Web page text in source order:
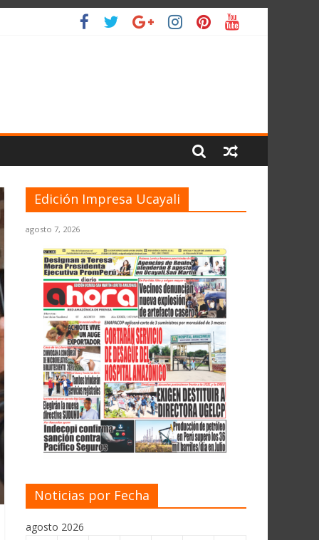
Edición Impresa Ucayali
agosto 7, 2026
Noticias por Fecha
agosto 2026